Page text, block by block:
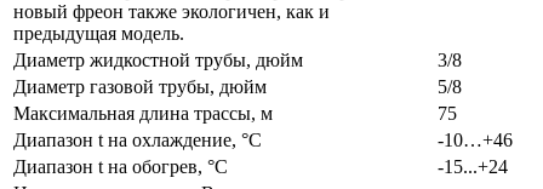
новый фреон также экологичен, как и
предыдущая модель.
Диаметр жидкостной трубы, дюйм
3/8
Диаметр газовой трубы, дюйм
5/8
Максимальная длина трассы, м
75
Диапазон t на охлаждение, °С
-10…+46
Диапазон t на обогрев, °С
-15...+24